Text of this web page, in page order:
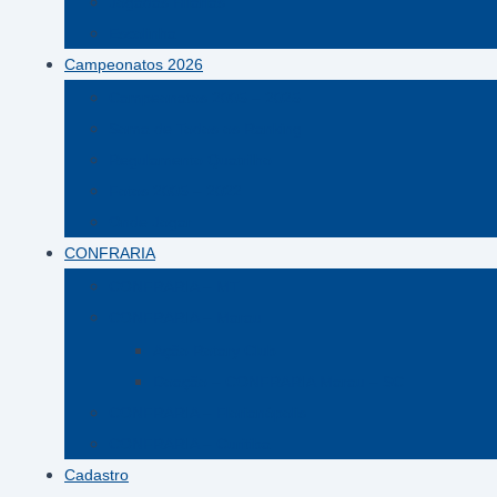
Campeonatos 2026
CONFRARIA
Cadastro